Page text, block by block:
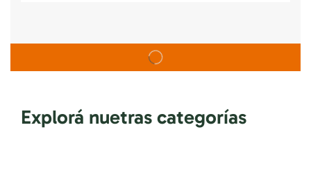
Explorá nuetras categorías